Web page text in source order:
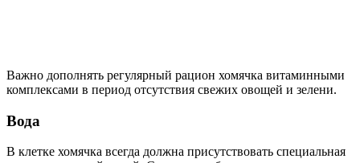
Важно дополнять регулярный рацион хомячка витаминными
комплексами в период отсутствия свежих овощей и зелени.
Вода
В клетке хомячка всегда должна присутствовать специальная